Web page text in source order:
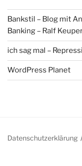
Bankstil – Blog mit
Banking – Ralf
ich sag mal –
WordPress Planet
Datenschutzerklärung